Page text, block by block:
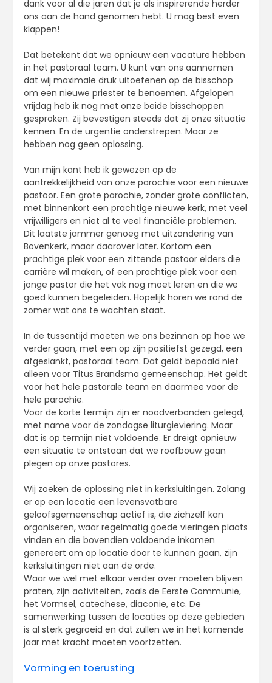
dank voor al die jaren dat je als inspirerende herder
ons aan de hand genomen hebt. U mag best even
klappen!
Dat betekent dat we opnieuw een vacature hebben
in het pastoraal team. U kunt van ons aannemen
dat wij maximale druk uitoefenen op de bisschop
om een nieuwe priester te benoemen. Afgelopen
vrijdag heb ik nog met onze beide bisschoppen
gesproken. Zij bevestigen steeds dat zij onze situatie
kennen. En de urgentie onderstrepen. Maar ze
hebben nog geen oplossing.
Van mijn kant heb ik gewezen op de
aantrekkelijkheid van onze parochie voor een nieuwe
pastoor. Een grote parochie, zonder grote conflicten,
met binnenkort een prachtige nieuwe kerk, met veel
vrijwilligers en niet al te veel financiële problemen.
Dit laatste jammer genoeg met uitzondering van
Bovenkerk, maar daarover later. Kortom een
prachtige plek voor een zittende pastoor elders die
carrière wil maken, of een prachtige plek voor een
jonge pastor die het vak nog moet leren en die we
goed kunnen begeleiden. Hopelijk horen we rond de
zomer wat ons te wachten staat.
In de tussentijd moeten we ons bezinnen op hoe we
verder gaan, met een op zijn positiefst gezegd, een
afgeslankt, pastoraal team. Dat geldt bepaald niet
alleen voor Titus Brandsma gemeenschap. Het geldt
voor het hele pastorale team en daarmee voor de
hele parochie.
Voor de korte termijn zijn er noodverbanden gelegd,
met name voor de zondagse liturgieviering. Maar
dat is op termijn niet voldoende. Er dreigt opnieuw
een situatie te ontstaan dat we roofbouw gaan
plegen op onze pastores.
Wij zoeken de oplossing niet in kerksluitingen. Zolang
er op een locatie een levensvatbare
geloofsgemeenschap actief is, die zichzelf kan
organiseren, waar regelmatig goede vieringen plaats
vinden en die bovendien voldoende inkomen
genereert om op locatie door te kunnen gaan, zijn
kerksluitingen niet aan de orde.
Waar we wel met elkaar verder over moeten blijven
praten, zijn activiteiten, zoals de Eerste Communie,
het Vormsel, catechese, diaconie, etc. De
samenwerking tussen de locaties op deze gebieden
is al sterk gegroeid en dat zullen we in het komende
jaar met kracht moeten voortzetten.
Vorming en toerusting